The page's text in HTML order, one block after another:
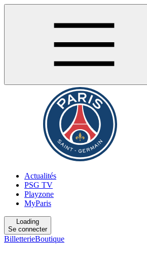
Actualités
PSG TV
Playzone
MyParis
Loading
Se connecter
BilletterieBoutique